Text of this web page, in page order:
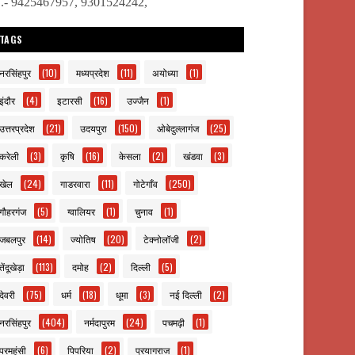
(10) मध्यप्रदेश (11) अयोध्या (1)
(4) इटारसी (16) उज्जैन (1)
(21) उदयपुरा (150) ओबेदुल्लागंज (25)
(3) कृषि (16) केसला (2) खंडवा (3)
(24) गाडरवारा (11) गोटेगाँव (250)
(5) ग्वालियर (1) चुनाव (1)
(14) ज्योतिष (20) टेक्नोलॉजी (2)
(113) दमोह (2) दिल्ली (5)
(75) धर्म (18) धूमा (3) नई दिल्ली (2)
(404) नर्मदापुरम (24) पचमढ़ी (1)
(6) पिपरिया (2) प्रयागराज (1)